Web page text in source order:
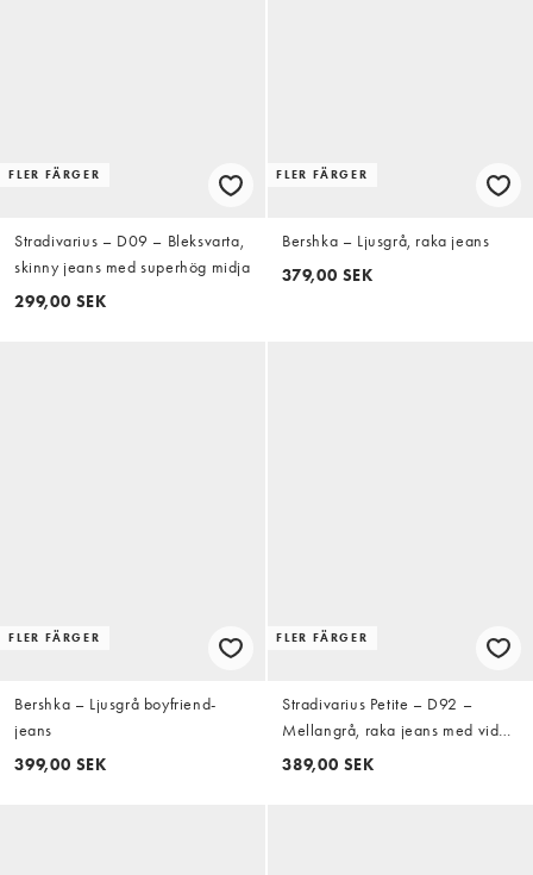
FLER FÄRGER
Stradivarius – D09 – Bleksvarta,
skinny jeans med superhög midja
299,00 SEK
FLER FÄRGER
Bershka – Ljusgrå, raka jeans
379,00 SEK
FLER FÄRGER
Bershka – Ljusgrå boyfriend-
jeans
399,00 SEK
FLER FÄRGER
Stradivarius Petite – D92 –
Mellangrå, raka jeans med vida
ben
389,00 SEK